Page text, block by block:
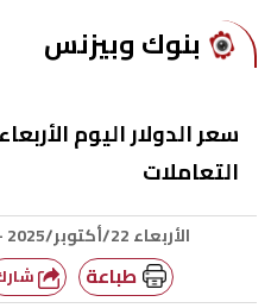
بنوك وبيزنس
التعاملات
الأربعاء 22/أكتوبر/2025 - 12:00 ص
طباعة